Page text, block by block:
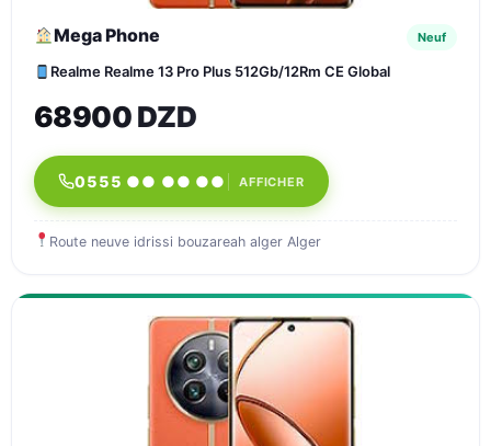
Mega Phone Neuf
Realme Realme 13 Pro Plus 512Gb/12Rm CE Global
68900 DZD
0555 ●● ●● ●● AFFICHER
Route neuve idrissi bouzareah alger Alger